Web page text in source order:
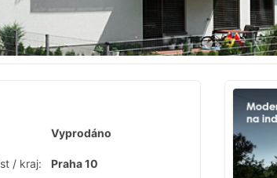
Vyprodáno
/ kraj: Praha 10